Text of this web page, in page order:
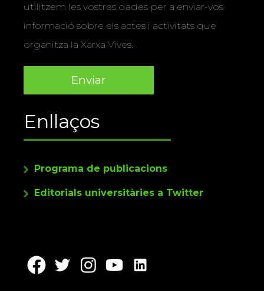
utilitzem les vostres dades per a enviar-vos
informació sobre els actes i activitats que
organitza la Xarxa Vives.
Enllaços
Programa de publicacions
Editorials universitàries a Twitter